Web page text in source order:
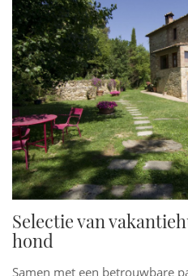
je hond meeneemt.
Honden in het openbaar
Honden moeten in het
tram, metro maar ook de in
aangelijnd en gemuilkorfd zijn
(dit is vaak wel een aangepast
Kleine honden mogen soms
ze in een tas zitten (en geen
maximale afmetingen van
centimeter.
Selectie van
hond
Samen met een betrouwbare